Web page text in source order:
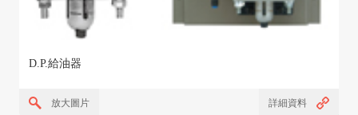
D.P.給油器
放大圖片 詳細資料